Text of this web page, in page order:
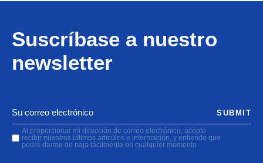
Suscríbase a nuestro
newsletter
Al proporcionar mi dirección de correo electrónico, acepto
recibir nuestros últimos artículos e información, y entiendo que
podré darme de baja fácilmente en cualquier momento
SUBMIT